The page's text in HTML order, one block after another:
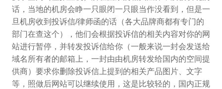
话，当地的机房会睁一只眼闭一只眼当作没看到，但是一
旦机房收到投诉信/律师函的话（各大品牌商都有专门的
部门在查这个），他们会根据投诉信的相关内容对你的网
站进行暂停，并转发投诉信给你（一般来说一封会发送给
域名所有者的邮箱上，一封由由机房转发给国内的空间提
供商）要求你删除投诉信上提到的相关产品图片、文字
等，照做后网站可以继续使用，这是比较轻的，国内正规